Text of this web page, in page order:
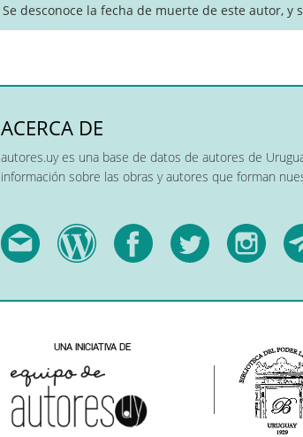
Se desconoce la fecha de muerte de este autor,
ACERCA DE
autores.uy es una base de datos de autores de
información sobre las obras y autores que forman